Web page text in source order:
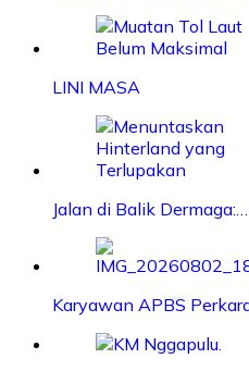
LINI MASA
Jalan di Balik Dermaga:…
Karyawan APBS